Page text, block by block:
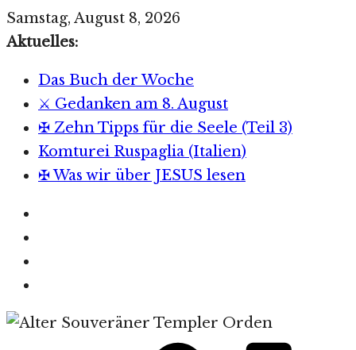
Zum
Inhalt
Samstag, August 8, 2026
Aktuelles:
Das Buch der Woche
⚔️ Gedanken am 8. August
✠ Zehn Tipps für die Seele (Teil 3)
Komturei Ruspaglia (Italien)
✠ Was wir über JESUS lesen